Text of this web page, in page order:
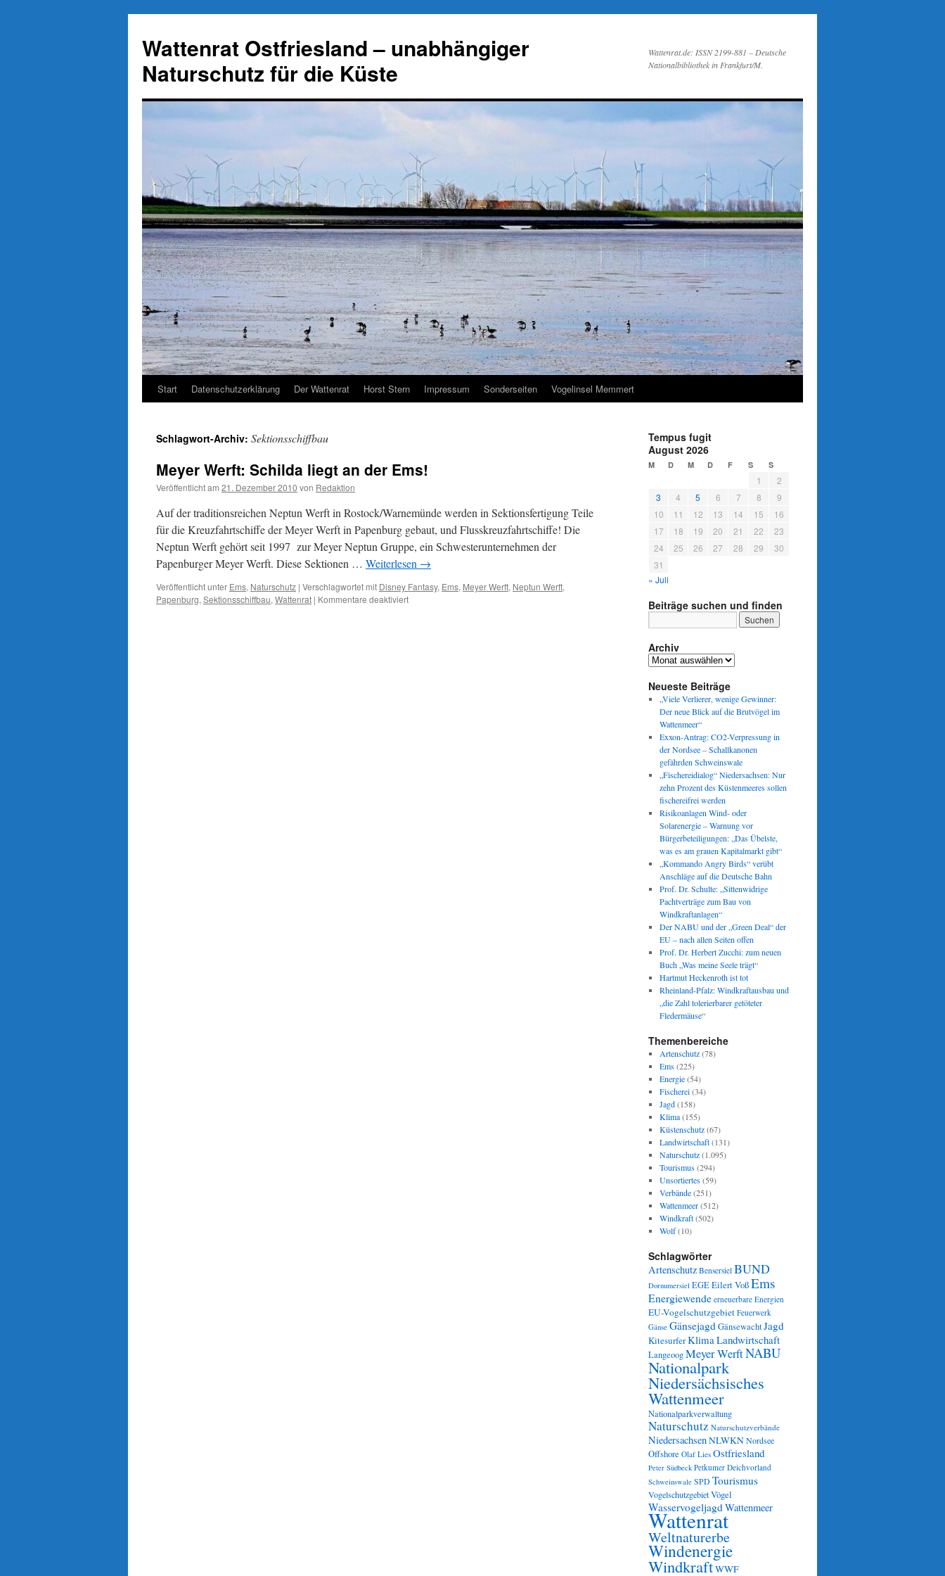
springen
Wattenrat Ostfriesland – unabhängiger
Naturschutz für die Küste
Wattenrat.de: ISSN 2199-881 – Deutsche
Nationalbibliothek in Frankfurt/M.
Start Datenschutzerklärung Der Wattenrat Horst Stern Impressum Sonderseiten Vogelinsel Memmert
Schlagwort-Archiv: Sektionsschiffbau
Meyer Werft: Schilda liegt an der Ems!
Veröffentlicht am 21. Dezember 2010 von Redaktion
Auf der traditionsreichen Neptun Werft in Rostock/Warnemünde werden in Sektionsfertigung Teile
für die Kreuzfahrtschiffe der Meyer Werft in Papenburg gebaut, und Flusskreuzfahrtschiffe! Die
Neptun Werft gehört seit 1997 zur Meyer Neptun Gruppe, ein Schwesterunternehmen der
Papenburger Meyer Werft. Diese Sektionen … Weiterlesen →
Veröffentlicht unter Ems, Naturschutz | Verschlagwortet mit Disney Fantasy, Ems, Meyer Werft, Neptun Werft,
Papenburg, Sektionsschiffbau, Wattenrat | Kommentare deaktiviertfür
Tempus fugit
August 2026
M D M D F S S
1
2
3
4 5 6 7 8
9
10
11 12 13 14 15
16
17
18 19 20 21 22
23
24
25 26 27 28 29
30
31
« Juli
Beiträge suchen und finden
Archiv
Archiv
Neueste Beiträge
„Viele Verlierer, wenige Gewinner:
Der neue Blick auf die Brutvögel im
Wattenmeer“
Exxon-Antrag: CO2-Verpressung in
der Nordsee – Schallkanonen
gefährden Schweinswale
„Fischereidialog“ Niedersachsen: Nur
zehn Prozent des Küstenmeeres sollen
fischereifrei werden
Risikoanlagen Wind- oder
Solarenergie – Warnung vor
Bürgerbeteiligungen: „Das Übelste,
was es am grauen Kapitalmarkt gibt“
„Kommando Angry Birds“ verübt
Anschläge auf die Deutsche Bahn
Prof. Dr. Schulte: „Sittenwidrige
Pachtverträge zum Bau von
Windkraftanlagen“
Der NABU und der „Green Deal“ der
EU – nach allen Seiten offen
Prof. Dr. Herbert Zucchi: zum neuen
Buch „Was meine Seele trägt“
Hartmut Heckenroth ist tot
Rheinland-Pfalz: Windkraftausbau und
„die Zahl tolerierbarer getöteter
Fledermäuse“
Themenbereiche
Artenschutz(78)
Ems(225)
Energie(54)
Fischerei(34)
Jagd(158)
Klima(155)
Küstenschutz(67)
Landwirtschaft(131)
Naturschutz(1.095)
Tourismus(294)
Unsortiertes(59)
Verbände(251)
Wattenmeer(512)
Windkraft(502)
Wolf(10)
Schlagwörter
Artenschutz Bensersiel BUND
Dornumersiel EGEEilert VoßEms
Energiewende erneuerbare Energien
EU-Vogelschutzgebiet Feuerwerk
Gänse GänsejagdGänsewachtJagd
KitesurferKlimaLandwirtschaft
LangeoogMeyer WerftNABU
Nationalpark
Niedersächsisches
Wattenmeer
Nationalparkverwaltung
Naturschutz Naturschutzverbände
NiedersachsenNLWKNNordsee
Offshore Olaf Lies Ostfriesland
Peter Südbeck Petkumer Deichvorland
Schweinswale SPDTourismus
VogelschutzgebietVögel
WasservogeljagdWattenmeer
Wattenrat
Weltnaturerbe
Windenergie
WindkraftWWF